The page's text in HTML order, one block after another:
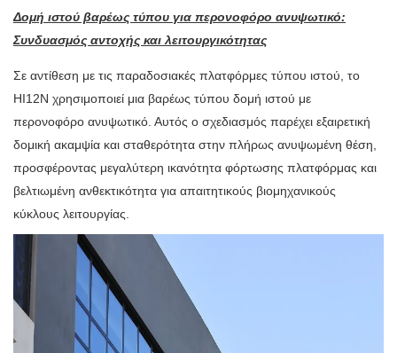
Δομή ιστού βαρέως τύπου για περονοφόρο ανυψωτικό:
Συνδυασμός αντοχής και λειτουργικότητας
Σε αντίθεση με τις παραδοσιακές πλατφόρμες τύπου ιστού, το
HI12N χρησιμοποιεί μια βαρέως τύπου δομή ιστού με
περονοφόρο ανυψωτικό. Αυτός ο σχεδιασμός παρέχει εξαιρετική
δομική ακαμψία και σταθερότητα στην πλήρως ανυψωμένη θέση,
προσφέροντας μεγαλύτερη ικανότητα φόρτωσης πλατφόρμας και
βελτιωμένη ανθεκτικότητα για απαιτητικούς βιομηχανικούς
κύκλους λειτουργίας.